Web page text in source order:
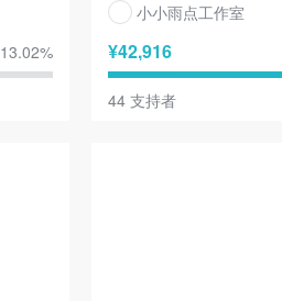
13.02%
小小雨点工作室
¥42,916
44 支持者